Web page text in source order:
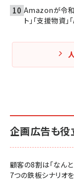
Amazonが令和
ト」「支援物資
企画広告も役
顧客の8割は「なん
7つの鉄板シナリオ